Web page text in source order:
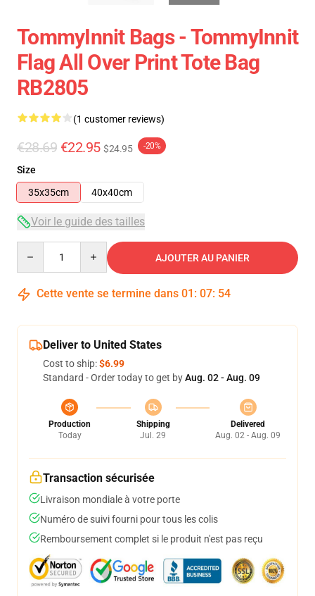
TommyInnit Bags - TommyInnit
Flag All Over Print Tote Bag
RB2805
(1 customer reviews)
€28.69 €22.95 $24.95 -20%
Size
35x35cm
40x40cm
Voir le guide des tailles
AJOUTER AU PANIER
Cette vente se termine dans 01 : 07: 53
Deliver to United States
Cost to ship:$6.99
Standard - Order today to get byAug. 02 - Aug. 09
Production
Today
Shipping
Jul. 29
Delivered
Aug. 02 - Aug. 09
Transaction sécurisée
Livraison mondiale à votre porte
Numéro de suivi fourni pour tous les colis
Remboursement complet si le produit n'est pas reçu